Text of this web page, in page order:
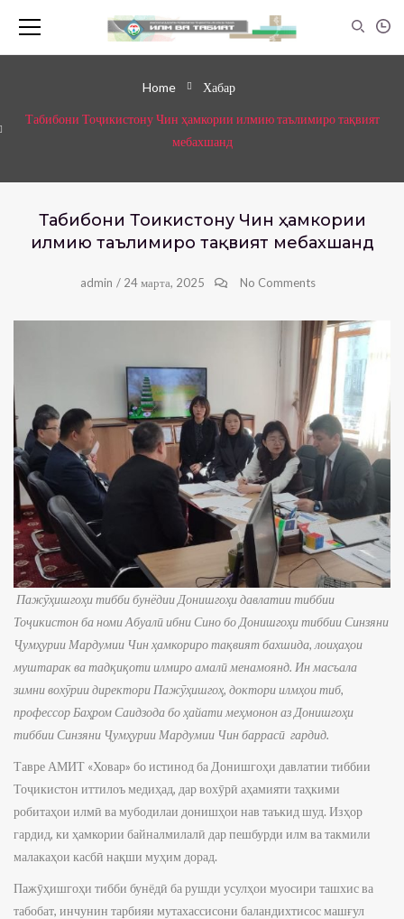
Home Хабар
Табибони Тоҷикистону Чин ҳамкории илмию таълимиро тақвият
мебахшанд
Табибони Тоҷикистону Чин ҳамкории
илмию таълимиро тақвият мебахшанд
admin / 24 марта, 2025 No Comments
Пажӯҳишгоҳи тибби бунёдии Донишгоҳи давлатии тиббии
Тоҷикистон ба номи Абуалӣ ибни Сино бо Донишгоҳи тиббии Синзяни
Ҷумҳурии Мардумии Чин ҳамкориро тақвият бахшида, лоиҳаҳои
муштарак ва тадқиқоти илмиро амалӣ менамоянд. Ин масъала
зимни вохӯрии директори Пажӯҳишгоҳ, доктори илмҳои тиб,
профессор Баҳром Саидзода бо ҳайати меҳмонон аз Донишгоҳи
тиббии Синзяни Ҷумҳурии Мардумии Чин баррасӣ гардид.
Тавре АМИТ «Ховар» бо истинод ба Донишгоҳи давлатии тиббии
Тоҷикистон иттилоъ медиҳад, дар вохӯрӣ аҳамияти таҳкими
робитаҳои илмӣ ва мубодилаи донишҳои нав таъкид шуд. Изҳор
гардид, ки ҳамкории байналмилалӣ дар пешбурди илм ва такмили
малакаҳои касбӣ нақши муҳим дорад.
Пажӯҳишгоҳи тибби бунёдӣ ба рушди усулҳои муосири ташхис ва
табобат, инчунин тарбияи мутахассисони баландихтисос машғул